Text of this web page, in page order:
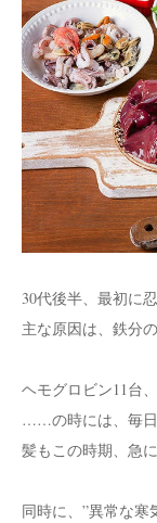
30代後半、最初に
主な原因は、鉄分
ヘモグロビン11台
……の時には、毎日
髪もこの時期、急
同時に、”異常な寒